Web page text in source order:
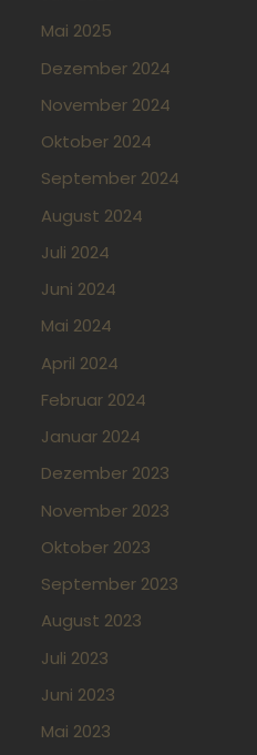
Mai 2025
Dezember 2024
November 2024
Oktober 2024
September 2024
August 2024
Juli 2024
Juni 2024
Mai 2024
April 2024
Februar 2024
Januar 2024
Dezember 2023
November 2023
Oktober 2023
September 2023
August 2023
Juli 2023
Juni 2023
Mai 2023